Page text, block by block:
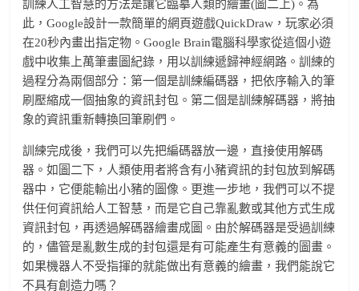
訓練人工智慧的方法是讓它臨摹人類的繪畫(圖二上)。為
此，Google設計一款簡單的網頁遊戲QuickDraw，玩家必須
在20秒內畫出指定物。Google Brain電腦科學家從這個小遊
戲中收集上萬筆畫圖紀錄，用以訓練遞歸神經網路。訓練的
過程分為兩個部分：第一個是訓練編碼器，把依序輸入的筆
刷壓縮成一個抽象的資訊封包。第二個是訓練解碼器，將抽
象的資訊重新轉換回筆刷們。
訓練完成後，我們可以先把編碼器放一邊，直接使用解碼
器。如圖二下，人類使用者將含有小豬資訊的封包放到解碼
器中，它便能輸出小豬的圖像。更進一步地，我們可以不提
供任何資訊給人工智慧，而是它自己靠亂數或其他方式生成
資訊封包，再透過解碼器繪畫成圖。由於解碼器是受過訓練
的，儘管是亂數生成的封包還是有可能產生有意義的圖畫。
如果機器人不受指揮的就能做出有意義的繪畫，我們能說它
不具有創造力嗎？